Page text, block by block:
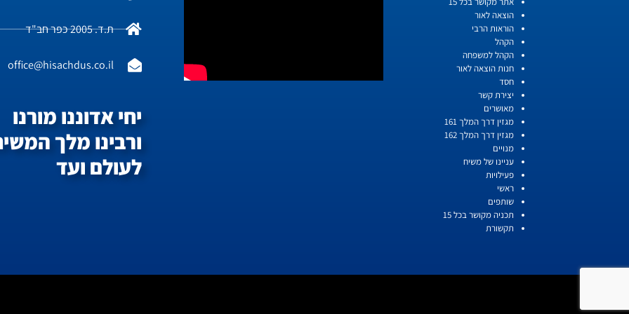
הוצאה לאור
הוראות הרבי
הקהל
הקהל למשפחה
חנות הוצאה לאור
חסד
יצירת קשר
מאושרים
מגזין דרך המלך 161
מגזין דרך המלך 162
מנויים
עניינו של משיח
פעילויות
ראשי
שותפים
תכניה מקושר בכל 15
תקשורת
ת.ד. 2005 כפר חב"ד
office@hisachdus.co.il
יחי אדוננו מורנו
ורבינו מלך
לעולם ועד